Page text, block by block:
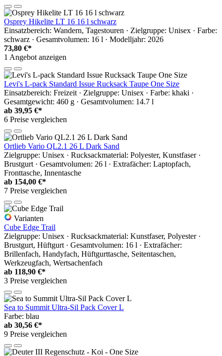
Osprey Hikelite LT 16 16 l schwarz
Einsatzbereich: Wandern, Tagestouren · Zielgruppe: Unisex · Farbe:
schwarz · Gesamtvolumen: 16 l · Modelljahr: 2026
73,80 €*
1 Angebot anzeigen
Levi's L-pack Standard Issue Rucksack Taupe One Size
Einsatzbereich: Freizeit · Zielgruppe: Unisex · Farbe: khaki ·
Gesamtgewicht: 460 g · Gesamtvolumen: 14.7 l
ab 39,95 €*
6 Preise vergleichen
Ortlieb Vario QL2.1 26 L Dark Sand
Zielgruppe: Unisex · Rucksackmaterial: Polyester, Kunstfaser ·
Brustgurt · Gesamtvolumen: 26 l · Extrafächer: Laptopfach,
Fronttasche, Innentasche
ab 154,00 €*
7 Preise vergleichen
Varianten
Cube Edge Trail
Zielgruppe: Unisex · Rucksackmaterial: Kunstfaser, Polyester ·
Brustgurt, Hüftgurt · Gesamtvolumen: 16 l · Extrafächer:
Brillenfach, Handyfach, Hüftgurttasche, Seitentaschen,
Werkzeugfach, Wertsachenfach
ab 118,90 €*
3 Preise vergleichen
Sea to Summit Ultra-Sil Pack Cover L
Farbe: blau
ab 30,56 €*
9 Preise vergleichen